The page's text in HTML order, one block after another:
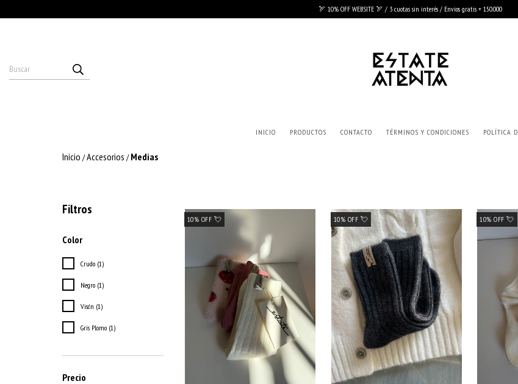
🏹 10% OFF WEBSITE 🏹 / 3 cuotas sin interés / Envios gratis + 150.000
INICIO PRODUCTOS CONTACTO TÉRMINOS Y CONDICIONES POLÍTICA
Inicio /Accesorios / Medias
Filtros
Color
Crudo (1)
Negro (1)
Visón (1)
Gris Plomo (1)
Precio
10% OFF 💘 10% OFF 💘 10% OFF 💘